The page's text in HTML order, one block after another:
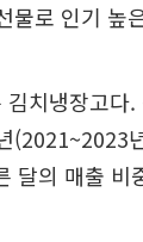
물로 인기 높
치냉장고다
(2021~2023
달의 매출 비